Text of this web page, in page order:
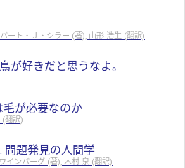
ート・Ｊ・シラー (著), 山形 浩生 (翻訳)
が好きだと思うなよ。
毛が必要なのか
(翻訳)
問題発見の人間学
インバーグ (著), 木村 泉 (翻訳)